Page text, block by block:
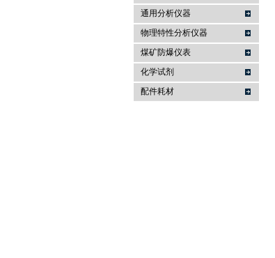
麦科仪（北京）科技有限公司
通用分析仪器
物理特性分析仪器
煤矿防爆仪表
化学试剂
配件耗材